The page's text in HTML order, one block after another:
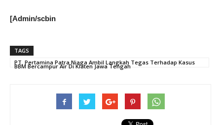
[Admin/scbin
TAGS
PT. Pertamina Patra Niaga Ambil Langkah Tegas Terhadap Kasus
BBM Bercampur Air Di Klaten Jawa Tengah